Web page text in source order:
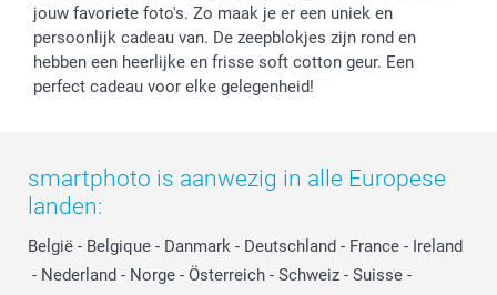
jouw favoriete foto's. Zo maak je er een uniek en
persoonlijk cadeau van. De zeepblokjes zijn rond en
hebben een heerlijke en frisse soft cotton geur. Een
perfect cadeau voor elke gelegenheid!
smartphoto is aanwezig in alle Europese
landen:
België - Belgique - Danmark - Deutschland - France - Ireland
- Nederland - Norge - Österreich - Schweiz - Suisse -